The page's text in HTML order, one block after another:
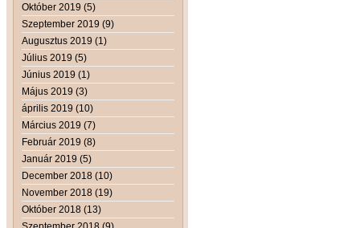
Október 2019 (5)
Szeptember 2019 (9)
Augusztus 2019 (1)
Július 2019 (5)
Június 2019 (1)
Május 2019 (3)
április 2019 (10)
Március 2019 (7)
Február 2019 (8)
Január 2019 (5)
December 2018 (10)
November 2018 (19)
Október 2018 (13)